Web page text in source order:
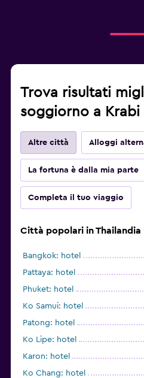
Trova risultati
soggiorno a Krabi
Altre città Alloggi
La fortuna è dalla mia parte
Completa il tuo viaggio
Città popolari in Thailandia
Bangkok: hotel
Pattaya: hotel
Phuket: hotel
Ko Samui: hotel
Patong: hotel
Ko Lipe: hotel
Karon: hotel
Ko Chang: hotel